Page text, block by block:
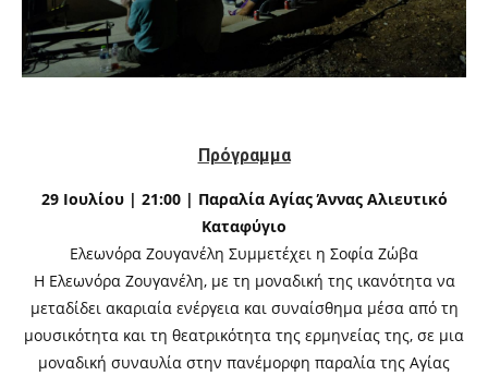
Πρόγραμμα
29 Ιουλίου | 21:00 | Παραλία Αγίας Άννας Αλιευτικό
Καταφύγιο
Ελεωνόρα Ζουγανέλη Συμμετέχει η Σοφία Ζώβα
Η Ελεωνόρα Ζουγανέλη, με τη μοναδική της ικανότητα να
μεταδίδει ακαριαία ενέργεια και συναίσθημα μέσα από τη
μουσικότητα και τη θεατρικότητα της ερμηνείας της, σε μια
μοναδική συναυλία στην πανέμορφη παραλία της Αγίας